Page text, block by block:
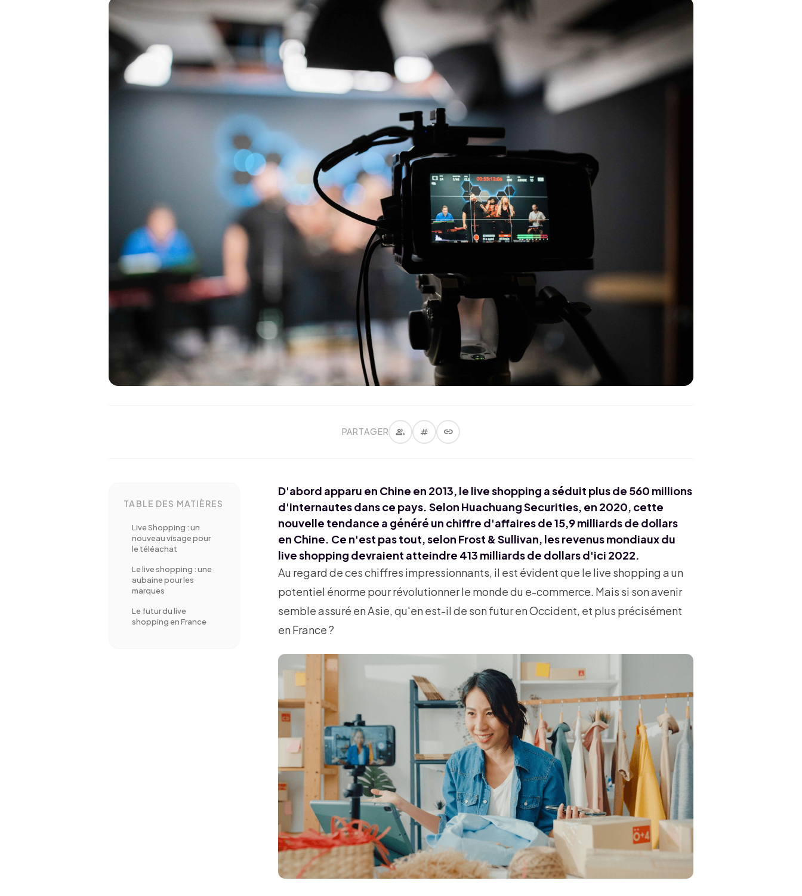
PARTAGER group tag link
TABLE DES MATIÈRES
Live Shopping : un
nouveau visage pour
le téléachat
Le live shopping : une
aubaine pour les
marques
Le futur du live
shopping en France
D'abord apparu en Chine en 2013, le live shopping a séduit plus de 560 millions
d'internautes dans ce pays. Selon Huachuang Securities, en 2020, cette
nouvelle tendance a généré un chiffre d'affaires de 15,9 milliards de dollars
en Chine. Ce n'est pas tout, selon Frost & Sullivan, les revenus mondiaux du
live shopping devraient atteindre 413 milliards de dollars d'ici 2022.
Au regard de ces chiffres impressionnants, il est évident que le live shopping a un
potentiel énorme pour révolutionner le monde du e-commerce. Mais si son avenir
semble assuré en Asie, qu'en est-il de son futur en Occident, et plus précisément
en France ?